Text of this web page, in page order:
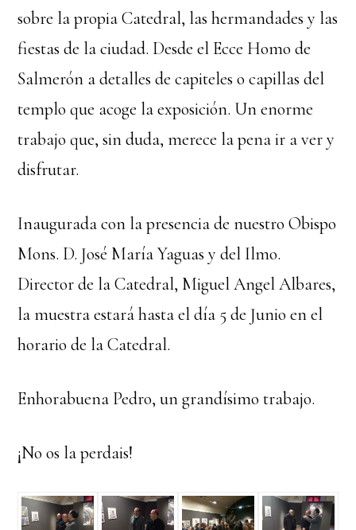
sobre la propia Catedral, las hermandades y las
fiestas de la ciudad. Desde el Ecce Homo de
Salmerón a detalles de capiteles o capillas del
templo que acoge la exposición. Un enorme
trabajo que, sin duda, merece la pena ir a ver y
disfrutar.
Inaugurada con la presencia de nuestro Obispo
Mons. D. José María Yaguas y del Ilmo.
Director de la Catedral, Miguel Angel Albares,
la muestra estará hasta el día 5 de Junio en el
horario de la Catedral.
Enhorabuena Pedro, un grandísimo trabajo.
¡No os la perdais!